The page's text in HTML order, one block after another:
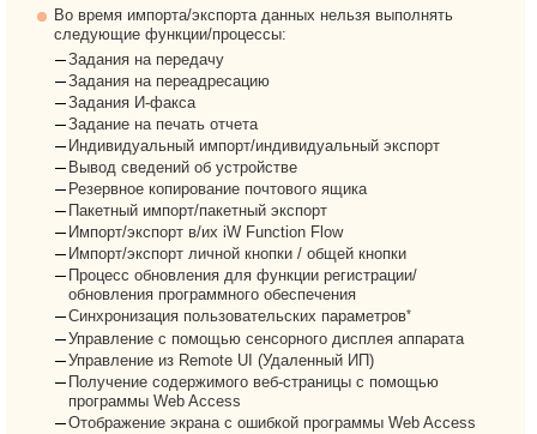
Во время импорта/экспорта данных нельзя выполнять
следующие функции/процессы:
Задания на передачу
Задания на переадресацию
Задания И-факса
Задание на печать отчета
Индивидуальный импорт/индивидуальный экспорт
Вывод сведений об устройстве
Резервное копирование почтового ящика
Пакетный импорт/пакетный экспорт
Импорт/экспорт в/их iW Function Flow
Импорт/экспорт личной кнопки / общей кнопки
Процесс обновления для функции регистрации/
обновления программного обеспечения
Синхронизация пользовательских параметров*
Управление с помощью сенсорного дисплея аппарата
Управление из Remote UI (Удаленный ИП)
Получение содержимого веб-страницы с помощью
программы Web Access
Отображение экрана с ошибкой программы Web Access